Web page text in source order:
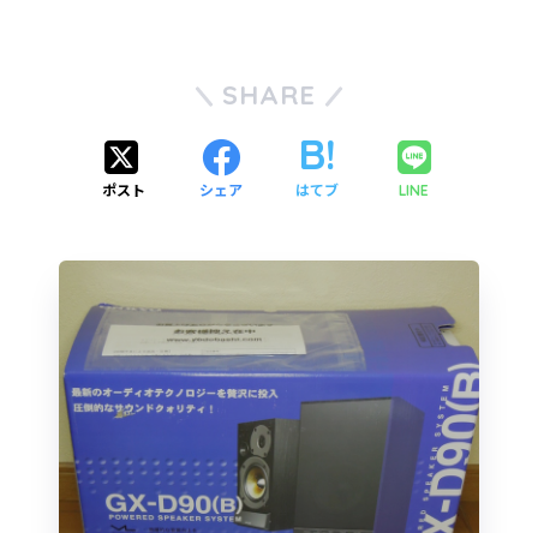
SHARE
ポスト シェア はてブ LINE